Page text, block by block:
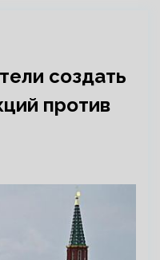
создать
против